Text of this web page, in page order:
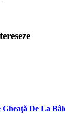
Gheaţă De La